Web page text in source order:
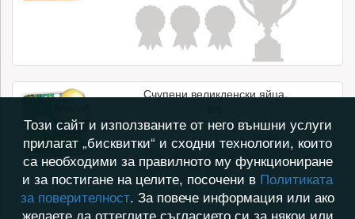
Счупени великденски яйца.
Този сайт и използваните от него външни услуги
прилагат „бисквитки“ и сходни технологии, които
са необходими за правилното му функциониране
и за постигане на целите, посочени в Политиката
за поверителност. За повече информация или ако
желаете да оттеглите съгласието си за някои или